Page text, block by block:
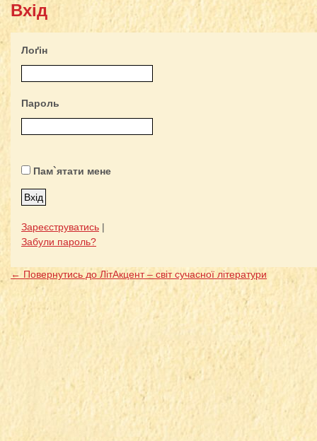
Вхід
Лоґін
Пароль
Пам`ятати мене
Зареєструватись |
Забули пароль?
← Повернутись до ЛітАкцент – світ сучасної літератури